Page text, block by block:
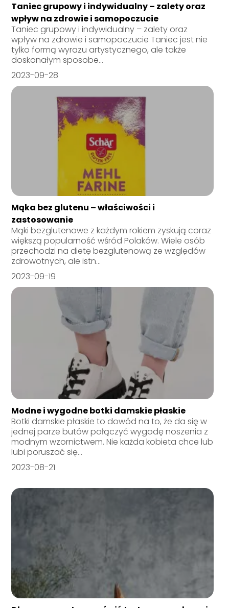
Taniec grupowy i indywidualny – zalety oraz
wpływ na zdrowie i samopoczucie
Taniec grupowy i indywidualny – zalety oraz
wpływ na zdrowie i samopoczucie Taniec jest nie
tylko formą wyrazu artystycznego, ale także
doskonałym sposobe...
2023-09-28
Mąka bez glutenu – właściwości i
zastosowanie
Mąki bezglutenowe z każdym rokiem zyskują coraz
większą popularność wśród Polaków. Wiele osób
przechodzi na dietę bezglutenową ze względów
zdrowotnych, ale istn...
2023-09-19
Modne i wygodne botki damskie płaskie
Botki damskie płaskie to dowód na to, że da się w
jednej parze butów połączyć wygodę noszenia z
modnym wzornictwem. Nie każda kobieta chce lub
lubi poruszać się...
2023-08-21